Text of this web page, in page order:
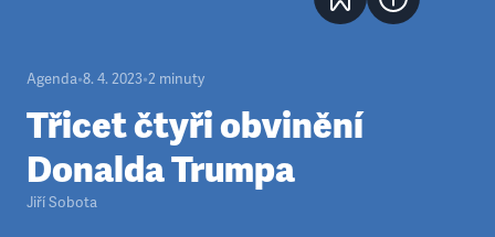
Agenda•8. 4. 2023•2 minuty
Třicet čtyři obvinění
Donalda Trumpa
Jiří Sobota